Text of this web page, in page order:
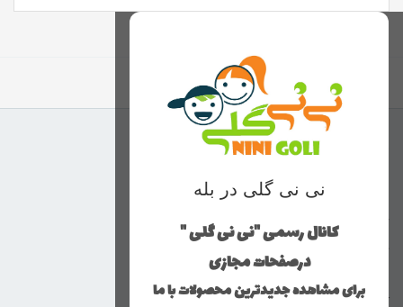
نی نی گلی در بله
کانال رسمی "نی نی گلی "
درصفحات مجازی
برای مشاهده جدیدترین محصولات با ما
برگشت به بالا
منوی وب‌سایت
خانه
کوچولوهای نی نی گلی